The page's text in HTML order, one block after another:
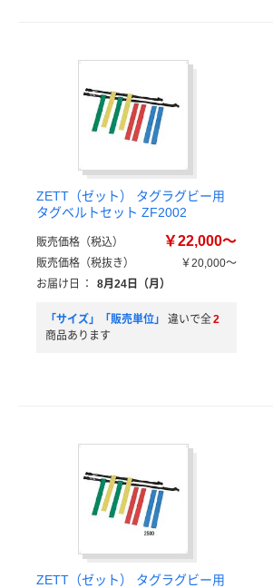
ZETT（ゼット） タグラグビー用
タグベルトセット ZF2002
販売価格（税込） ￥22,000～
販売価格（税抜き）
￥20,000～
お届け日
： 8月24日（月）
「サイズ」「販売単位」 違いで全2
商品あります
ZETT（ゼット） タグラグビー用